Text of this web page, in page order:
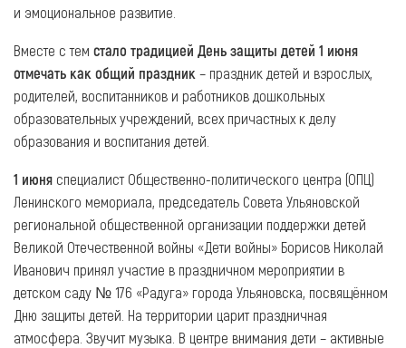
и эмоциональное развитие.
Вместе с тем стало традицией День защиты детей 1 июня
отмечать как общий праздник – праздник детей и взрослых,
родителей, воспитанников и работников дошкольных
образовательных учреждений, всех причастных к делу
образования и воспитания детей.
1 июня специалист Общественно-политического центра (ОПЦ)
Ленинского мемориала, председатель Совета Ульяновской
региональной общественной организации поддержки детей
Великой Отечественной войны «Дети войны» Борисов Николай
Иванович принял участие в праздничном мероприятии в
детском саду № 176 «Радуга» города Ульяновска, посвящённом
Дню защиты детей. На территории царит праздничная
атмосфера. Звучит музыка. В центре внимания дети – активные